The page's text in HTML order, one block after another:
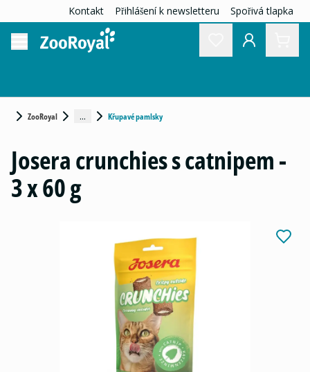
Kontakt Přihlášení k newsletteru Spořivá tlapka
ZooRoyal ... Křupavé pamlsky
Josera crunchies s catnipem -
3 x 60 g